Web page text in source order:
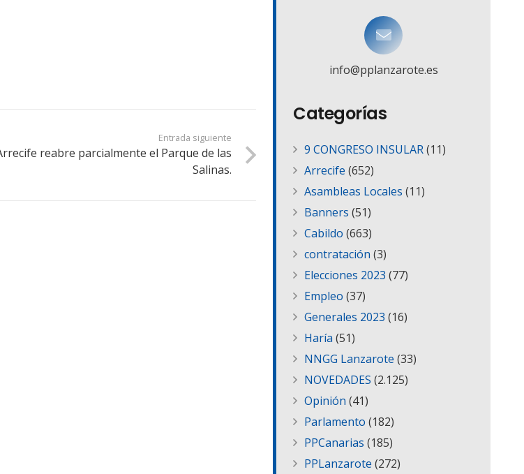
Entrada siguiente
reabre parcialmente el Parque de las
Salinas.
info@pplanzarote.es
Categorías
9 CONGRESO INSULAR(11)
Arrecife (652)
Asambleas Locales (11)
Banners (51)
Cabildo (663)
contratación (3)
Elecciones 2023 (77)
Empleo (37)
Generales 2023 (16)
Haría (51)
NNGG Lanzarote (33)
NOVEDADES (2.125)
Opinión (41)
Parlamento (182)
PPCanarias (185)
PPLanzarote (272)